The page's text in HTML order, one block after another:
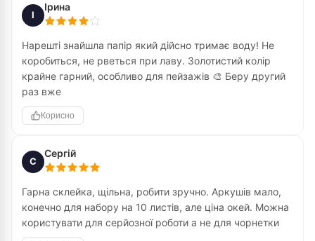
І
Ірина
Нарешті знайшла папір який дійсно тримає воду! Не
коробиться, не рветься при лаву. Золотистий колір
крайне гарний, особливо для пейзажів 🎨 Беру другий
раз вже
Корисно
С
Сергій
Гарна склейка, щільна, робити зручно. Аркушів мало,
конечно для набору на 10 листів, але ціна окей. Можна
користувати для серйозної роботи а не для чорнетки